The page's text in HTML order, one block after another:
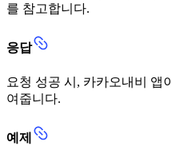
를 참고합니다.
응답
요청 성공 시, 카카오내비 앱
여줍니다.
예제